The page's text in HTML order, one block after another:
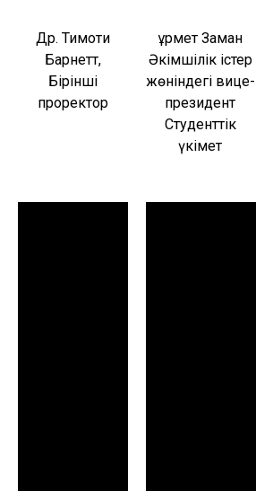
Др. Тимоти
Барнетт,
Бірінші
проректор
Құрмет Заман
Әкімшілік істер
жөніндегі вице-
президент
Студенттік
үкімет